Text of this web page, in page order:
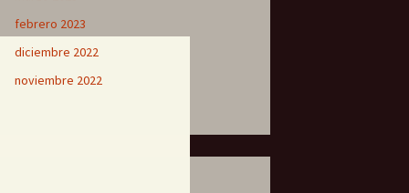
febrero 2023
diciembre 2022
noviembre 2022